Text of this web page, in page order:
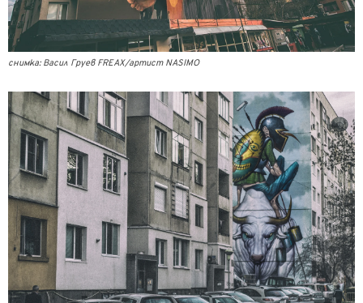
снимка: Васил Груев FREAX/артист NASIMO